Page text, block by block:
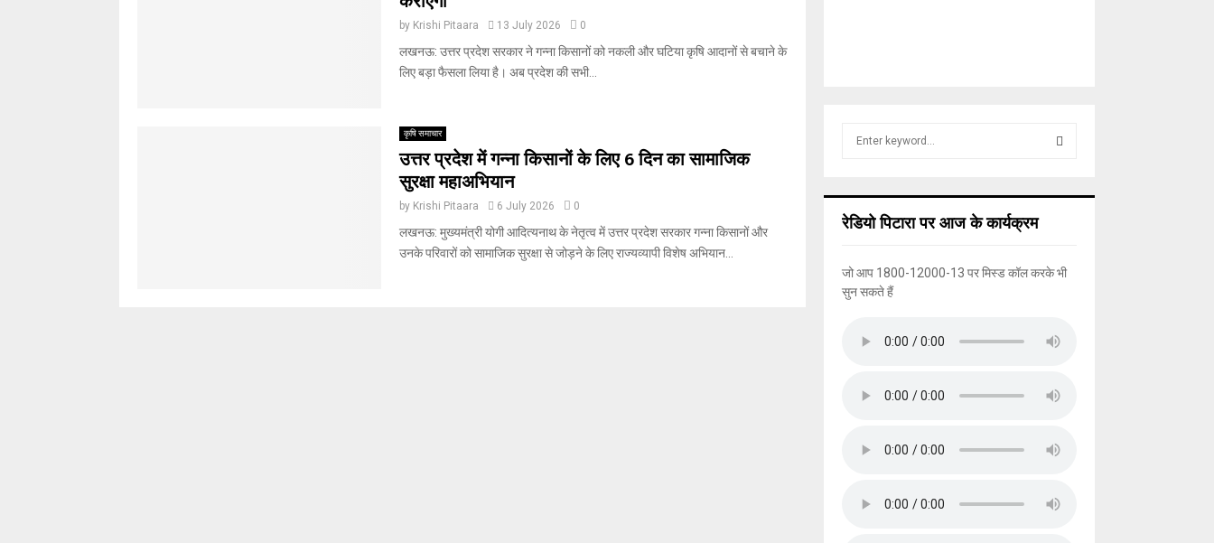
by Krishi Pitaara 13 July 2026 0
लखनऊ: उत्तर प्रदेश सरकार ने गन्ना किसानों को नकली और घटिया कृषि आदानों से बचाने के
लिए बड़ा फैसला लिया है। अब प्रदेश की सभी...
कृषि समाचार
उत्तर प्रदेश में गन्ना किसानों के लिए 6 दिन का सामाजिक
सुरक्षा महाअभियान
by Krishi Pitaara 6 July 2026 0
लखनऊ: मुख्यमंत्री योगी आदित्यनाथ के नेतृत्व में उत्तर प्रदेश सरकार गन्ना किसानों और
उनके परिवारों को सामाजिक सुरक्षा से जोड़ने के लिए राज्यव्यापी विशेष अभियान...
h
रेडियो पिटारा पर आज के कार्यक्रम
जो आप 1800-12000-13 पर मिस्ड कॉल करके भी
सुन सकते हैं